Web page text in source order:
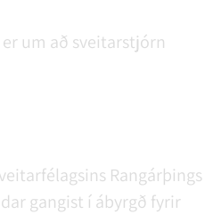
um að sveitarstjórn
Rangárþings
gangist í ábyrgð fyrir